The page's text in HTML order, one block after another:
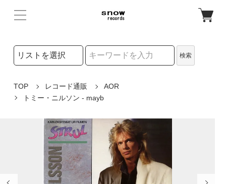
検索リストの選択
検索
TOP レコード通販
AOR
トミー・ニルソン - mayb